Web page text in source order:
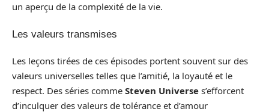
un aperçu de la complexité de la vie.
Les valeurs transmises
Les leçons tirées de ces épisodes portent souvent sur des
valeurs universelles telles que l’amitié, la loyauté et le
respect. Des séries comme Steven Universe s’efforcent
d’inculquer des valeurs de tolérance et d’amour